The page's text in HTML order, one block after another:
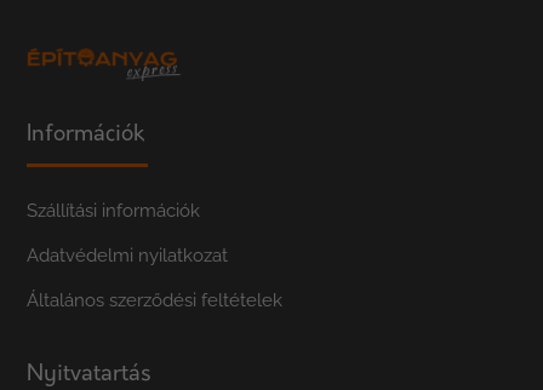
Információk
Szállítási információk
Adatvédelmi nyilatkozat
Általános szerződési feltételek
Nyitvatartás